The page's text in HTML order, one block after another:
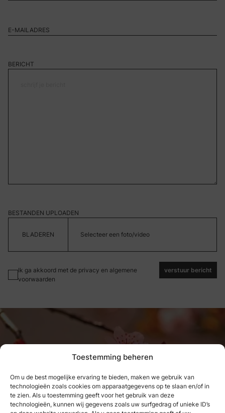
Toestemming beheren
Om u de best mogelijke ervaring te bieden, maken we gebruik van
technologieën zoals cookies om apparaatgegevens op te slaan en/of in
te zien. Als u toestemming geeft voor het gebruik van deze
technologieën, kunnen wij gegevens zoals uw surfgedrag of unieke ID’s
BERICHT
BESTANDEN UPLOADEN
Selecteer een foto/video
Ik ga akkoord met de privacy en algemene
voorwaarden
verstuur bericht
Wat we hebben genoten, kunnen